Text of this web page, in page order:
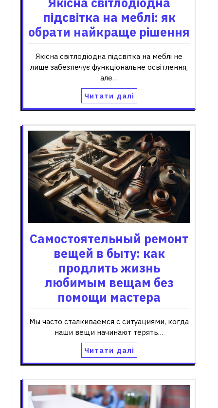
підсвітка на меблі: як
обрати найкраще рішення
Якісна світлодіодна підсвітка на меблі не
лише забезпечує функціональне освітлення,
але…
Читати далі
Самостоятельный ремонт
вещей в быту: как
продлить жизнь
любимым вещам без
помощи мастера
Мы часто сталкиваемся с ситуациями, когда
наши вещи начинают терять…
Читати далі